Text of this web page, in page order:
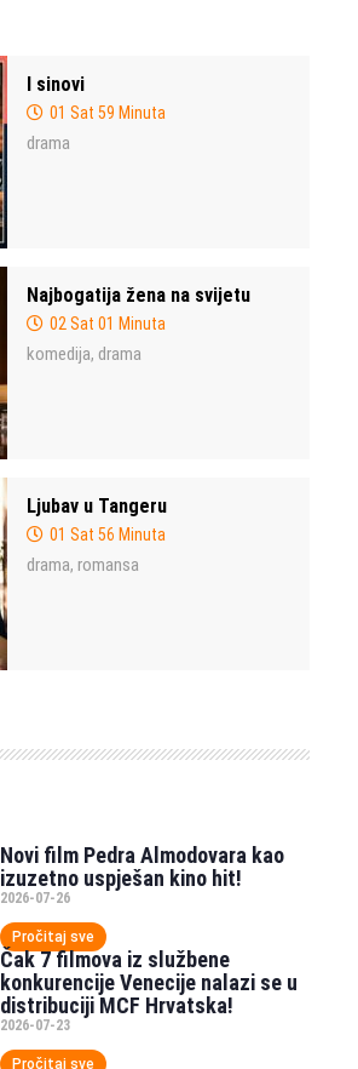
I sinovi
01 Sat 59 Minuta
drama
Najbogatija žena na svijetu
02 Sat 01 Minuta
komedija, drama
Ljubav u Tangeru
01 Sat 56 Minuta
drama, romansa
Novi film Pedra Almodovara kao
izuzetno uspješan kino hit!
2026-07-26
Pročitaj sve
Čak 7 filmova iz službene
konkurencije Venecije nalazi se u
distribuciji MCF Hrvatska!
2026-07-23
Pročitaj sve